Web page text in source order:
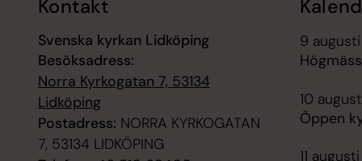
Kontakt
Svenska kyrkan Lidköping
Besöksadress:
Norra Kyrkogatan 7, 53134
Lidköping
Postadress: NORRA KYRKOGATAN
7, 53134 LIDKÖPING
9
10
Öppen
11